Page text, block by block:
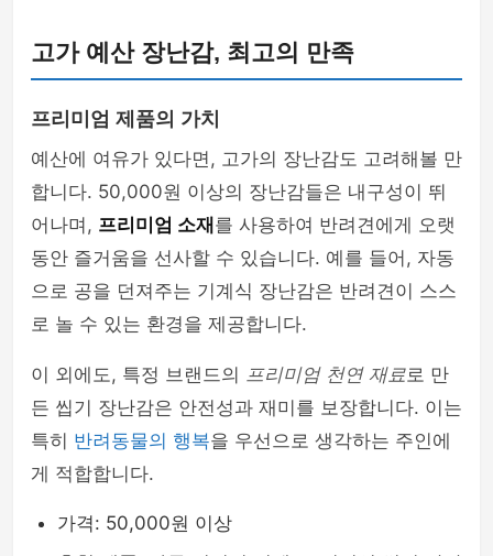
고가 예산 장난감, 최고의 만족
프리미엄 제품의 가치
예산에 여유가 있다면, 고가의 장난감도 고려해볼 만
합니다. 50,000원 이상의 장난감들은 내구성이 뛰
어나며, 프리미엄 소재 를 사용하여 반려견에게 오랫
동안 즐거움을 선사할 수 있습니다. 예를 들어, 자동
으로 공을 던져주는 기계식 장난감은 반려견이 스스
로 놀 수 있는 환경을 제공합니다.
이 외에도, 특정 브랜드의 프리미엄 천연 재료로 만
든 씹기 장난감은 안전성과 재미를 보장합니다. 이는
특히 반려동물의 행복을 우선으로 생각하는 주인에
게 적합합니다.
가격: 50,000원 이상